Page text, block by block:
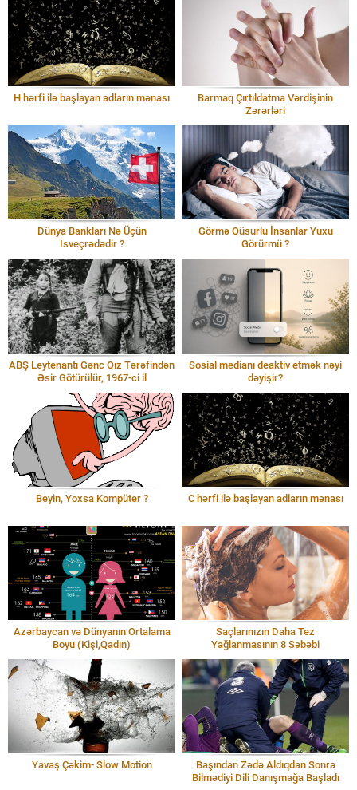
H hərfi ilə başlayan adların mənası
Barmaq Çırtıldatma Vərdişinin
Zərərləri
Dünya Bankları Nə Üçün
İsveçrədədir ?
Görmə Qüsurlu İnsanlar Yuxu
Görürmü ?
ABŞ Leytenantı Gənc Qız Tərəfindən
Əsir Götürülür, 1967-ci il
Sosial medianı deaktiv etmək nəyi
dəyişir?
Beyin, Yoxsa Kompüter ? C hərfi ilə başlayan adların mənası
Azərbaycan və Dünyanın Ortalama
Boyu (Kişi,Qadın)
Saçlarınızın Daha Tez
Yağlanmasının 8 Səbəbi
Yavaş Çəkim- Slow Motion
Başından Zədə Aldıqdan Sonra
Bilmədiyi Dili Danışmağa Başladı